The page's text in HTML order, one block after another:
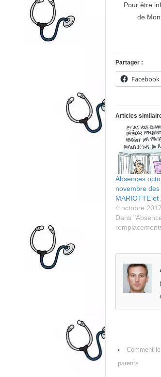
Pour être
de
Partager :
Facebook
Articles
Absences
novembre des
MARIOTTE et
4 octobre 2017
Dans
‹
Comment
parents